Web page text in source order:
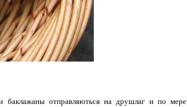
баклажаны отправляються на друшлаг и по мере